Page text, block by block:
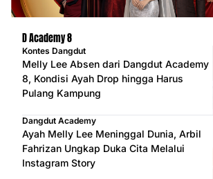
D Academy 8
Kontes Dangdut
Melly Lee Absen dari Dangdut Academy
8, Kondisi Ayah Drop hingga Harus
Pulang Kampung
Dangdut Academy
Ayah Melly Lee Meninggal Dunia, Arbil
Fahrizan Ungkap Duka Cita Melalui
Instagram Story